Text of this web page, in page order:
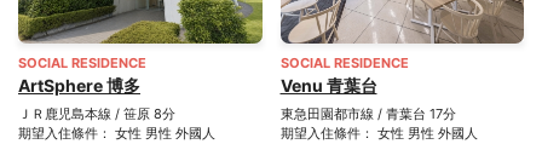
SOCIAL RESIDENCE
ArtSphere 博多
ＪＲ鹿児島本線 / 笹原 8分
期望入住條件： 女性 男性 外國人
SOCIAL RESIDENCE
Venu 青葉台
東急田園都市線 / 青葉台 17分
期望入住條件： 女性 男性 外國人